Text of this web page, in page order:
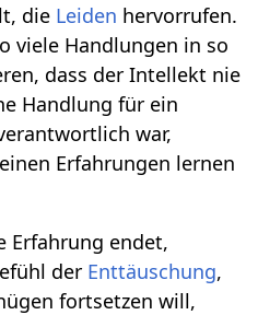
die Leiden hervorrufen.
viele Handlungen in so
dass der Intellekt nie
Handlung für ein
war,
Erfahrungen lernen
Erfahrung endet,
der Enttäuschung,
fortsetzen will,